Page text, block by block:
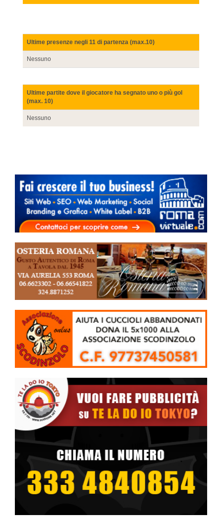
Ultime presenze negli 11 di partenza (max.10)
Nessuno
Ultime partite dove il giocatore ha segnato uno o più gol
(max. 10)
Nessuno